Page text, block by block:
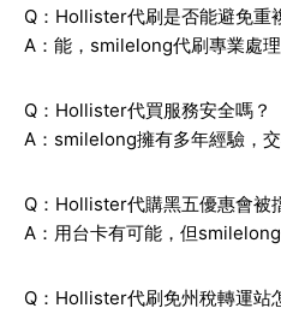
Q：Hollister代刷是否能避免重
A：能，smilelong代刷專業處理
Q：Hollister代買服務安全嗎？
A：smilelong擁有多年經驗，交
Q：Hollister代購黑五優惠會被
A：用台卡有可能，但smilelong
Q：Hollister代刷免州稅轉運站